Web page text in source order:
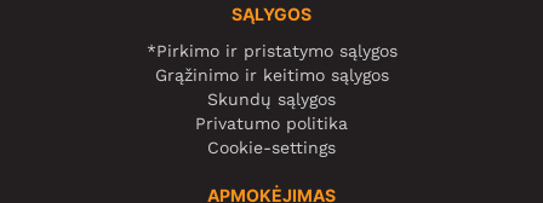
SĄLYGOS
*Pirkimo ir pristatymo sąlygos
Grąžinimo ir keitimo sąlygos
Skundų sąlygos
Privatumo politika
Cookie-settings
APMOKĖJIMAS